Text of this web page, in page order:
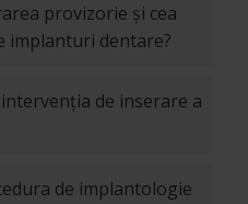
provizorie și cea
implanturi dentare?
de inserare a
de implantologie